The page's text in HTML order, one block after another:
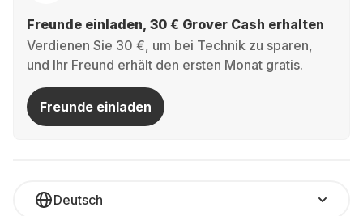
Freunde einladen, 30 € Grover Cash erhalten
Verdienen Sie 30 €, um bei Technik zu sparen,
und Ihr Freund erhält den ersten Monat gratis.
Freunde einladen
Deutsch